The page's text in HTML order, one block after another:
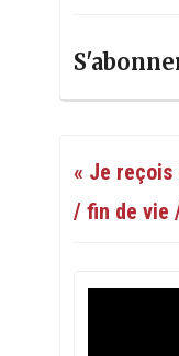
« Je reçois
/ fin de vie